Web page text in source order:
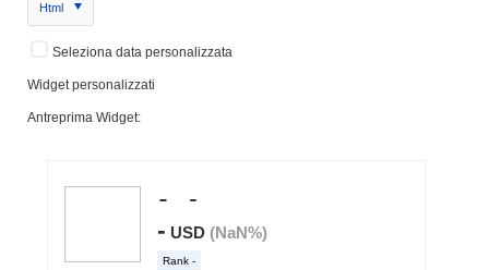
Html
Seleziona data personalizzata
Widget personalizzati
Antreprima Widget: